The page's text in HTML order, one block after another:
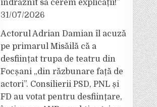
îndrăznit să cerem explicații!”
31/07/2026
Actorul Adrian Damian îl acuză
pe primarul Misăilă că a
desființat trupa de teatru din
Focșani „din răzbunare față de
actori”. Consilierii PSD, PNL și
FD au votat pentru desființare,